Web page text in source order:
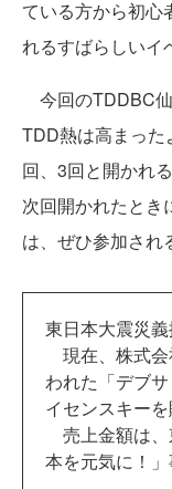
ている方から初心
れるすばらしいイ
今回のTDDBC
TDD熱は高まっ
回、3回と開かれ
次回開かれたとき
は、ぜひ参加され
東日本大震災
現在、株式会
われた「デブ
イセンスキーを
売上金額は、
本を元気に！」